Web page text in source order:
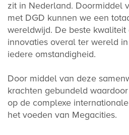
zit in Nederland. Doormiddel
met DGD kunnen we een
wereldwijd. De beste kwaliteit
innovaties overal ter wereld
iedere omstandigheid.
Door middel van deze
krachten gebundeld
op de complexe
het voeden van Megacities.